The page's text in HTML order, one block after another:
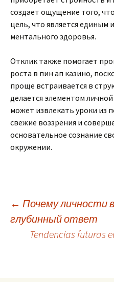
создает ощущение того,
цель, что является единым
ментального здоровья.
Отклик также помогает
роста в пин ап казино,
проще встраивается в
делается элементом
может извлекать уроки из
свежие воззрения и
основательное сознание
окружении.
Post
← Почему личности
глубинный ответ
Tendencias futuras